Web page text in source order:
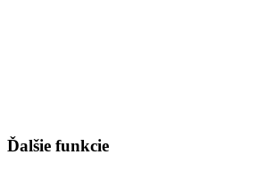
Ďalšie funkcie